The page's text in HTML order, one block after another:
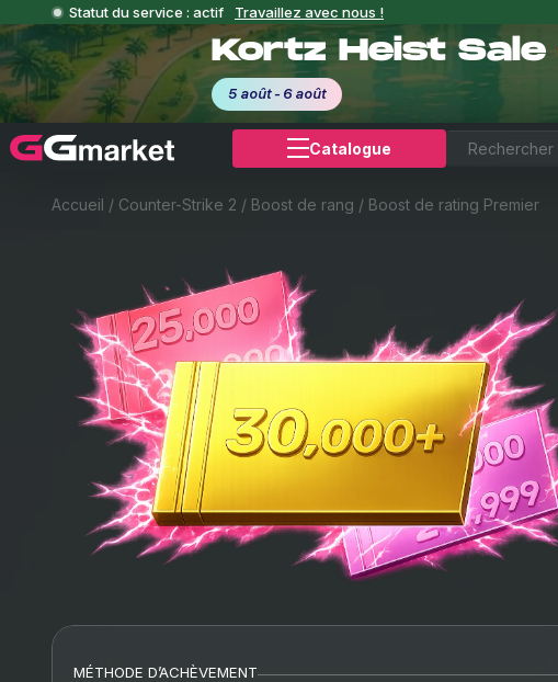
Statut du service : actif Travaillez avec nous !
Kortz Heist Sale
5 août - 6 août
Catalogue
Accueil / Counter-Strike 2 / Boost de rang / Boost de rating Premier
MÉTHODE D’ACHÈVEMENT